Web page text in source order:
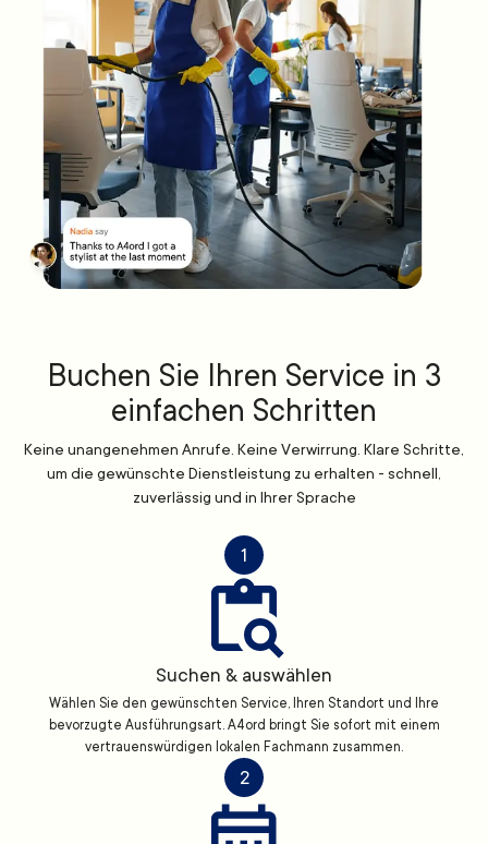
Buchen Sie Ihren Service in 3
einfachen Schritten
Keine unangenehmen Anrufe. Keine Verwirrung. Klare Schritte,
um die gewünschte Dienstleistung zu erhalten - schnell,
zuverlässig und in Ihrer Sprache
1
Suchen & auswählen
Wählen Sie den gewünschten Service, Ihren Standort und Ihre
bevorzugte Ausführungsart. A4ord bringt Sie sofort mit einem
vertrauenswürdigen lokalen Fachmann zusammen.
2